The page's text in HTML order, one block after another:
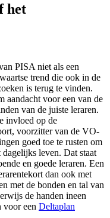
het
PISA niet als een
trend die ook in de
is terug te vinden.
aandacht voor een van de
van de juiste leraren.
invloed op de
voorzitter van de VO-
goed toe te rusten om
leven. Dat staat
en goede leraren. Een
dan ook met
met de bonden en tal van
de handen ineen
voor een Deltaplan